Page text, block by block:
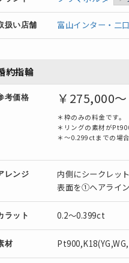
扱い店舗 富山インター・二
約指輪
考価格 ￥275,000～
＊枠のみの料金です。
＊リングの素材が
＊～0.299ctまでの場合
レンジ
内側にシークレッ
表面を①ヘアライ
ラット 0.2～0.399ct
材